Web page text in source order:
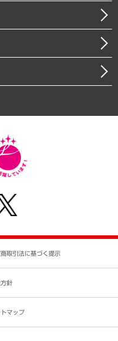
シティ
ついて
取引法に基づく提示
針
マップ